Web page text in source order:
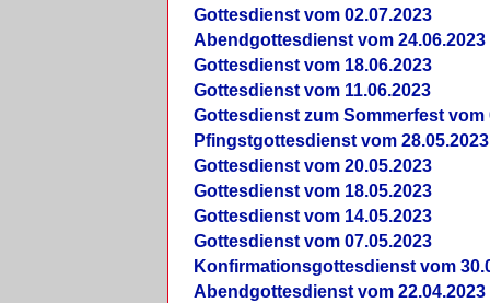
Gottesdienst vom 02.07.2023
Abendgottesdienst vom 24.06.2023
Gottesdienst vom 18.06.2023
Gottesdienst vom 11.06.2023
Gottesdienst zum Sommerfest vom
Pfingstgottesdienst vom 28.05.2023
Gottesdienst vom 20.05.2023
Gottesdienst vom 18.05.2023
Gottesdienst vom 14.05.2023
Gottesdienst vom 07.05.2023
Konfirmationsgottesdienst vom
Abendgottesdienst vom 22.04.2023